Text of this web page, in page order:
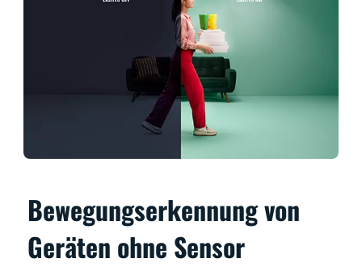
Bewegungserkennung von
Geräten ohne Sensor